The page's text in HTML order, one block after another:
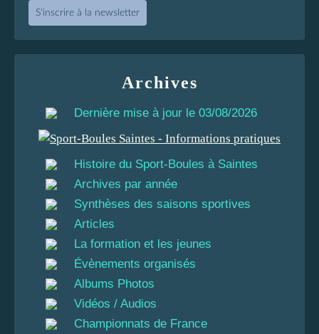
S'inscrire à la newsletter
Archives
Dernière mise à jour le 03/08/2026
Histoire du Sport-Boules à Saintes
Archives par année
Synthèses des saisons sportives
Articles
La formation et les jeunes
Évènements organisés
Albums Photos
Vidéos / Audios
Championnats de France